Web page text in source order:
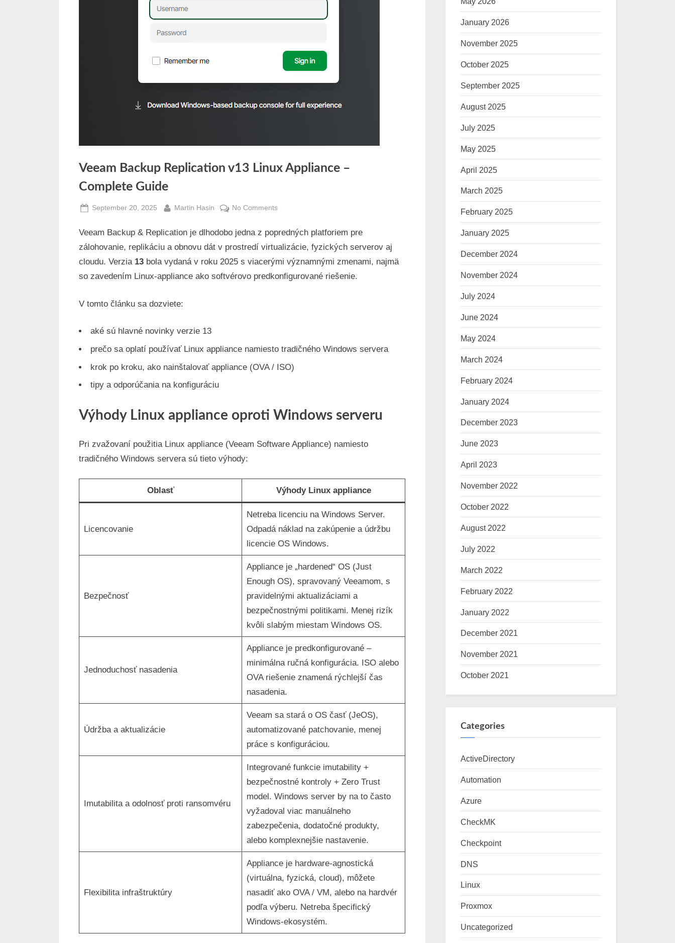
Veeam Backup Replication v13 Linux Appliance –
Complete Guide
Posted
September 20, 2025 By
Martin Hasin No Commentson
Backup
Replication
v13
Appliance
Veeam Backup & Replication je dlhodobo jedna z popredných platforiem pre
zálohovanie, replikáciu a obnovu dát v prostredí virtualizácie, fyzických serverov aj
cloudu. Verzia 13 bola vydaná v roku 2025 s viacerými významnými zmenami, najmä
so zavedením Linux-appliance ako softvérovo predkonfigurované riešenie.
V tomto článku sa dozviete:
aké sú hlavné novinky verzie 13
prečo sa oplatí používať Linux appliance namiesto tradičného Windows servera
krok po kroku, ako nainštalovať appliance (OVA / ISO)
tipy a odporúčania na konfiguráciu
Výhody Linux appliance oproti Windows serveru
Pri zvažovaní použitia Linux appliance (Veeam Software Appliance) namiesto
tradičného Windows servera sú tieto výhody:
Oblasť Výhody Linux appliance
Licencovanie
Netreba licenciu na Windows Server.
Odpadá náklad na zakúpenie a údržbu
licencie OS Windows.
Bezpečnosť
Appliance je „hardened“ OS (Just
Enough OS), spravovaný Veeamom, s
pravidelnými aktualizáciami a
bezpečnostnými politikami. Menej rizík
kvôli slabým miestam Windows OS.
Jednoduchosť nasadenia
Appliance je predkonfigurované –
minimálna ručná konfigurácia. ISO alebo
OVA riešenie znamená rýchlejší čas
nasadenia.
Údržba a aktualizácie
Veeam sa stará o OS časť (JeOS),
automatizované patchovanie, menej
práce s konfiguráciou.
Imutabilita a odolnosť proti ransomvéru
Integrované funkcie imutability +
bezpečnostné kontroly + Zero Trust
model. Windows server by na to často
vyžadoval viac manuálneho
zabezpečenia, dodatočné produkty,
alebo komplexnejšie nastavenie.
Flexibilita infraštruktúry
Appliance je hardware-agnostická
(virtuálna, fyzická, cloud), môžete
nasadiť ako OVA / VM, alebo na hardvér
podľa výberu. Netreba špecifický
Windows-ekosystém.
January 2026
November 2025
October 2025
September 2025
August 2025
July 2025
May 2025
April 2025
March 2025
February 2025
January 2025
December 2024
November 2024
July 2024
June 2024
May 2024
March 2024
February 2024
January 2024
December 2023
June 2023
April 2023
November 2022
October 2022
August 2022
July 2022
March 2022
February 2022
January 2022
December 2021
November 2021
October 2021
Categories
ActiveDirectory
Automation
Azure
CheckMK
Checkpoint
DNS
Linux
Proxmox
Uncategorized